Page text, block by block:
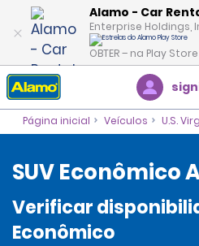
Alamo - Car
Enterprise Holdings,
OBTER – na Play Store
Página inicial Veículos U.S.
SUV Econômico
Verificar
Econômico